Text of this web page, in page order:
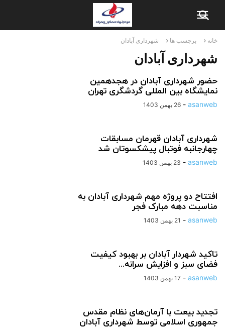
خانه برچسب ها شهرداری آبادان
شهرداری آبادان
حضور شهرداری آبادان در هجدهمین
نمایشگاه بین المللی گردشگری تهران
asanweb
- 26 بهمن 1403
شهرداری آبادان قهرمان مسابقات
چهارجانبه فوتبال پیشکسوتان شد
asanweb
- 23 بهمن 1403
افتتاح دو پروژه مهم شهرداری آبادان به
مناسبت دهه مبارک فجر
asanweb
- 21 بهمن 1403
تاکید شهردار آبادان بر بهبود کیفیت
فضای سبز و افزایش سرانه...
asanweb
- 17 بهمن 1403
تجدید بیعت با آرمان‌های نظام مقدس
جمهوری اسلامی توسط شهرداری آبادان